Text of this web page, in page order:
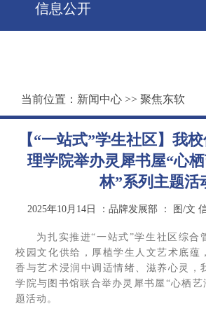
信息公开
当前位置： 新闻中心 >> 聚焦东软
【“一站式”学生社区】我
理学院举办灵犀书屋“心
林”系列主题活
2025年10月14日 ：品牌发展部 ： 图/文
为扎实推进“一站式”学生社区综合
校园文化供给，厚植学生人文艺术底蕴
香与艺术浸润中调适情绪、滋养心灵，
学院与图书馆联合举办灵犀书屋“心栖艺
题活动。